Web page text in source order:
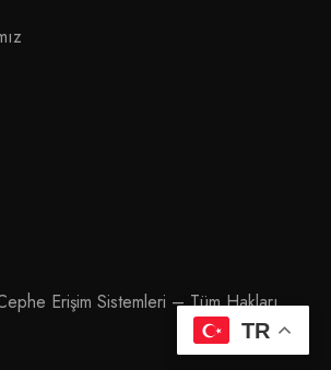
Erişim Sistemleri – Tüm Hakları
TR